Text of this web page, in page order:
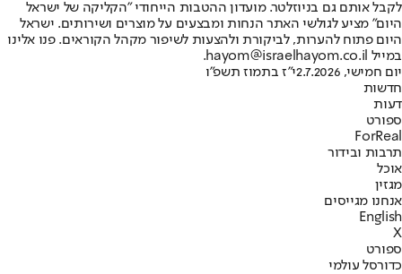
לקבל אותם גם בניוזלטר. מועדון ההטבות הייחודי "הקליקה של ישראל
היום" מציע לגולשי האתר הנחות ומבצעים על מוצרים ושירותים. ישראל
היום פתוח להערות, לביקורת ולהצעות לשיפור מקהל הקוראים. פנו אלינו
במייל hayom@israelhayom.co.il.
יום חמישי, 2.7.2026
י"ז בתמוז תשפ"ו
חדשות
דעות
ספורט
ForReal
תרבות ובידור
אוכל
מגזין
אנחנו מגייסים
English
X
ספורט
כדורסל עולמי